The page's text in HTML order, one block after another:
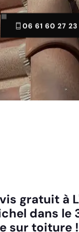
06 61 60 27 23
gratuit à
dans le
sur toiture !